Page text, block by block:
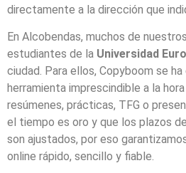
directamente a la dirección que
En Alcobendas, muchos de
estudiantes de la Universidad
ciudad. Para ellos, Copyboom se
herramienta imprescindible a la
resúmenes, prácticas, TFG o
el tiempo es oro y que los plazos
son ajustados, por eso
online rápido, sencillo y fiable.